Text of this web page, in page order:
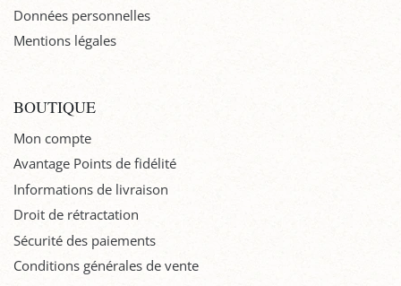
Données personnelles
Mentions légales
BOUTIQUE
Mon compte
Avantage Points de fidélité
Informations de livraison
Droit de rétractation
Sécurité des paiements
Conditions générales de vente